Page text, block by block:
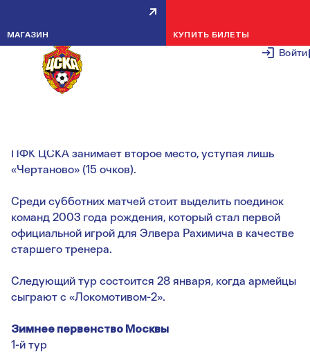
Войти
МАГАЗИН КУПИТЬ БИЛЕТЫ
УВЕРЕННЫЙ СТАРТ В ЗИМНЕМ
ПЕРВЕНСТВЕ
ПФК ЦСКА занимает второе место, уступая лишь
«Чертаново» (15 очков).
Среди субботних матчей стоит выделить поединок
команд 2003 года рождения, который стал первой
официальной игрой для Элвера Рахимича в качестве
старшего тренера.
Следующий тур состоится 28 января, когда армейцы
сыграют с «Локомотивом-2».
Зимнее первенство Москвы
1-й тур